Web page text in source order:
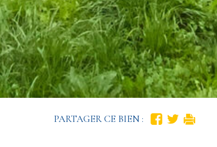
PARTAGER CE BIEN :